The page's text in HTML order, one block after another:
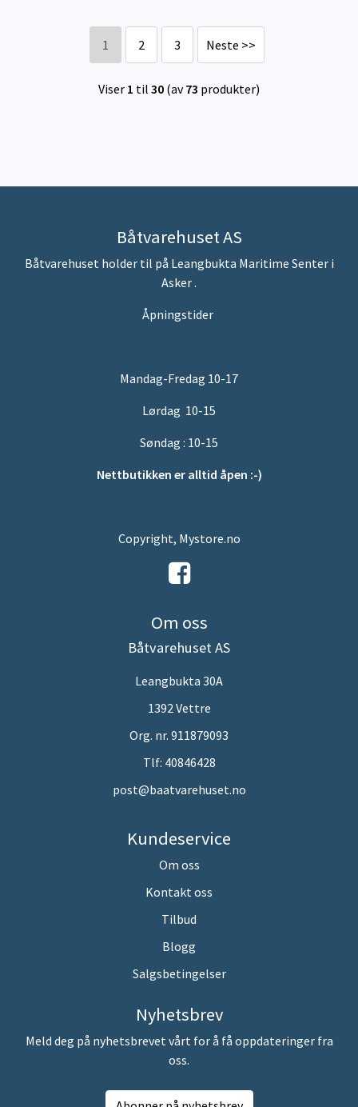
1 2 3 Neste >>
Viser 1 til 30 (av73 produkter)
Båtvarehuset AS
Båtvarehuset holder til på Leangbukta Maritime Senter i
Asker .
Åpningstider
Mandag-Fredag 10-17
Lørdag 10-15
Søndag : 10-15
Nettbutikken er alltid åpen :-)
Copyright, Mystore.no
Om oss
Båtvarehuset AS
Leangbukta 30A
1392 Vettre
Org. nr. 911879093
Tlf: 40846428
post@baatvarehuset.no
Kundeservice
Om oss
Kontakt oss
Tilbud
Blogg
Salgsbetingelser
Nyhetsbrev
Meld deg på nyhetsbrevet vårt for å få oppdateringer fra
oss.